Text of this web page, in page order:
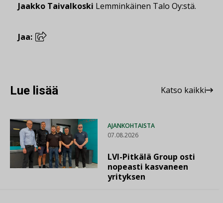
Jaakko Taivalkoski Lemminkäinen Talo Oy:stä.
Jaa:
Lue lisää Katso kaikki
AJANKOHTAISTA
07.08.2026
LVI-Pitkälä Group osti
nopeasti kasvaneen
yrityksen